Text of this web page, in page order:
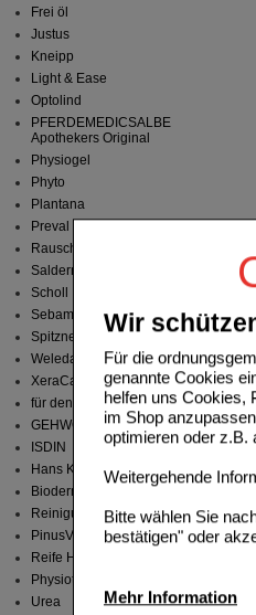
Wir
Für die
genannte Cookies
helfen uns Cookies,
im Shop
optimieren oder z.B.
Weitergehende
Bitte wählen Sie
bestätigen" oder
Mehr Information
Frei öl
Justus
Kneipp
Light & Ease
Optolind
PFERDEMEDICSALBE
Apothekers Original
Physiogel
Phyto
Plantana
Preval
Rausch
Salderman
Scholl
Sebamed
Spitzner
Weleda
XeraCalm A.D.
für den Mann
GEHWOL
ISDIN
Hans Karrer
Bioderma
Reinigung & Erfrischung
PinusVital
Reife Haut Senioren
Physiotop
Urea